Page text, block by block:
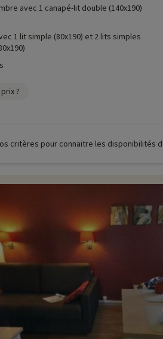
avec 1 canapé-lit double (140x190)
1 lit simple (80x190) et 2 lits simples
?
critères pour connaitre les disponibilités